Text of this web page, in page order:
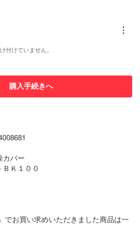
付けていません。
購入手続きへ
カバー
ＢＫ１００
でお買い求めいただきました商品は一